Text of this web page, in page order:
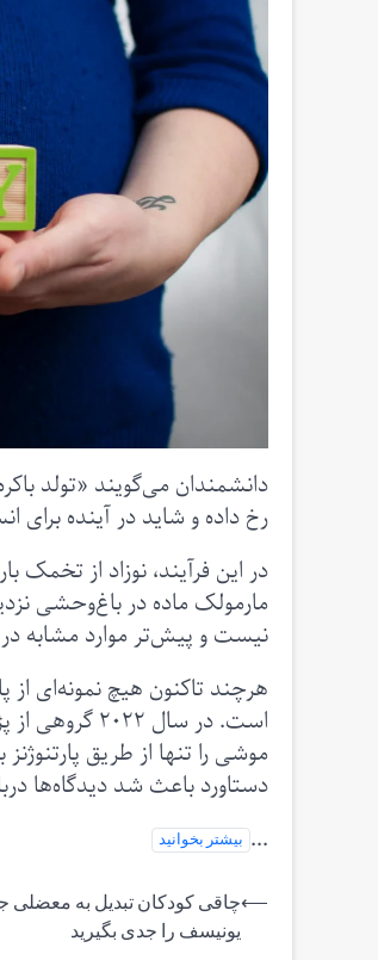
دانشمندان می‌گویند «تولد
رخ داده و شاید در آینده برای
در این فرآیند، نوزاد از
مارمولک ماده در باغ‌وحشی
نیست و پیش‌تر موارد مشابه
هرچند تاکنون هیچ نمونه‌ای از
است. در سال
موشی را تنها از طریق
دستاورد باعث شد دیدگاه‌ها
...
بیشتر بخوانید
راهبری
نوشته
⟵چاقی کودکان تبدیل به معضلی
یونیسف را جدی بگیرید